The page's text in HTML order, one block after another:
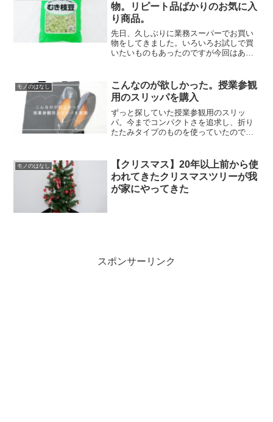
物。リピート品ばかりのお気に入
り商品。
先日、久しぶりに業務スーパーでお買い
物をしてきました。いろいろお試しで買
いたいものもあったのですが今回はあま
トしているか分からないくらい、我が家
の定番商品の「むき枝豆」...
モノのはなし
こんなのが欲しかった。授業参観
用のスリッパを購入
ずっと探していた授業参観用のスリッ
パ。今までコンパクトさを追求し、折り
たたみタイプのものを使っていたのです
ても寒い！4年以上使ってきたこともあ
り、そろそろ買い替えてもい...
モノのはなし
【クリスマス】20年以上前から使
われてきたクリスマスツリーが我
が家にやってきた
スポンサーリンク